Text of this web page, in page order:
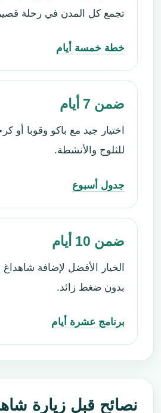
تجمع كل المدن في رحلة
خطة خمسة أيام
ضمن 7 أيام
اختيار جيد مع باكو وقوبا أو
للثلوج والأنشطة.
جدول أسبوع
ضمن 10 أيام
الخيار الأفضل لإضافة شاهداغ
بدون ضغط زائد.
برنامج عشرة أيام
نصائح قبل زيارة